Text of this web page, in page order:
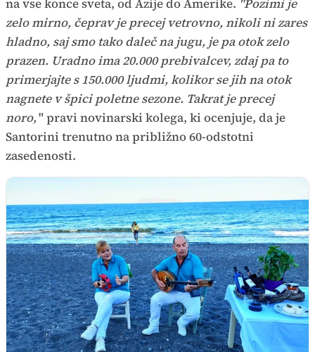
na vse konce sveta, od Azije do Amerike. "Pozimi je
zelo mirno, čeprav je precej vetrovno, nikoli ni zares
hladno, saj smo tako daleč na jugu, je pa otok zelo
prazen. Uradno ima 20.000 prebivalcev, zdaj pa to
primerjajte s 150.000 ljudmi, kolikor se jih na otok
nagnete v špici poletne sezone. Takrat je precej
noro," pravi novinarski kolega, ki ocenjuje, da je
Santorini trenutno na približno 60-odstotni
zasedenosti.